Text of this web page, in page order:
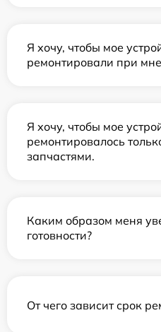
Я хочу, чтобы мое
ремонтировали при
Я хочу, чтобы мое
ремонтировалось
запчастями.
Каким образом меня
готовности?
От чего зависит срок